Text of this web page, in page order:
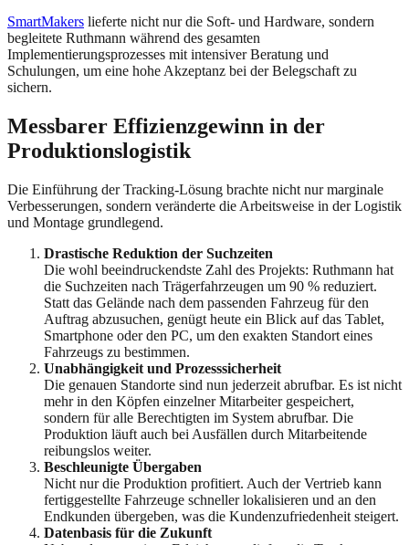
SmartMakers lieferte nicht nur die Soft- und Hardware, sondern
begleitete Ruthmann während des gesamten
Implementierungsprozesses mit intensiver Beratung und
Schulungen, um eine hohe Akzeptanz bei der Belegschaft zu
sichern.
Messbarer Effizienzgewinn in der
Produktionslogistik
Die Einführung der Tracking-Lösung brachte nicht nur marginale
Verbesserungen, sondern veränderte die Arbeitsweise in der Logistik
und Montage grundlegend.
Drastische Reduktion der Suchzeiten
Die wohl beeindruckendste Zahl des Projekts: Ruthmann hat
die Suchzeiten nach Trägerfahrzeugen um 90 % reduziert.
Statt das Gelände nach dem passenden Fahrzeug für den
Auftrag abzusuchen, genügt heute ein Blick auf das Tablet,
Smartphone oder den PC, um den exakten Standort eines
Fahrzeugs zu bestimmen.
Unabhängigkeit und Prozesssicherheit
Die genauen Standorte sind nun jederzeit abrufbar. Es ist nicht
mehr in den Köpfen einzelner Mitarbeiter gespeichert,
sondern für alle Berechtigten im System abrufbar. Die
Produktion läuft auch bei Ausfällen durch Mitarbeitende
reibungslos weiter.
Beschleunigte Übergaben
Nicht nur die Produktion profitiert. Auch der Vertrieb kann
fertiggestellte Fahrzeuge schneller lokalisieren und an den
Endkunden übergeben, was die Kundenzufriedenheit steigert.
Datenbasis für die Zukunft